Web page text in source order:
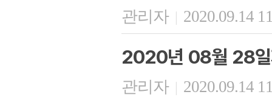
관리자 | 2020.09.14
2020년 08월 28일
관리자 | 2020.09.14